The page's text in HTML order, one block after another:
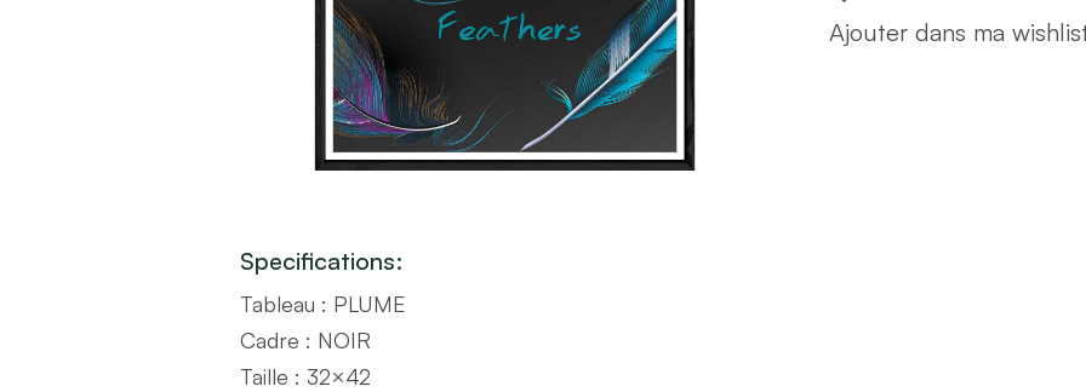
noir
POP
Ajouter dans ma
Specifications:
Tableau : PLUME
Cadre : NOIR
Taille : 32×42